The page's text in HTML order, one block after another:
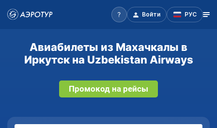
Войти РУС
Авиабилеты из Махачкалы в
Иркутск на Uzbekistan Airways
Промокод на рейсы